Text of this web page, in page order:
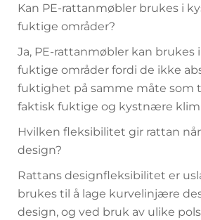
Kan PE-rattanmøbler brukes i
fuktige områder?
Ja, PE-rattanmøbler kan
fuktige områder fordi de ikke
fuktighet på samme måte som
faktisk fuktige og kystnære
Hvilken fleksibilitet gir rattan
design?
Rattans designfleksibilitet er
brukes til å lage kurvelinjære
design, og ved bruk av ulike